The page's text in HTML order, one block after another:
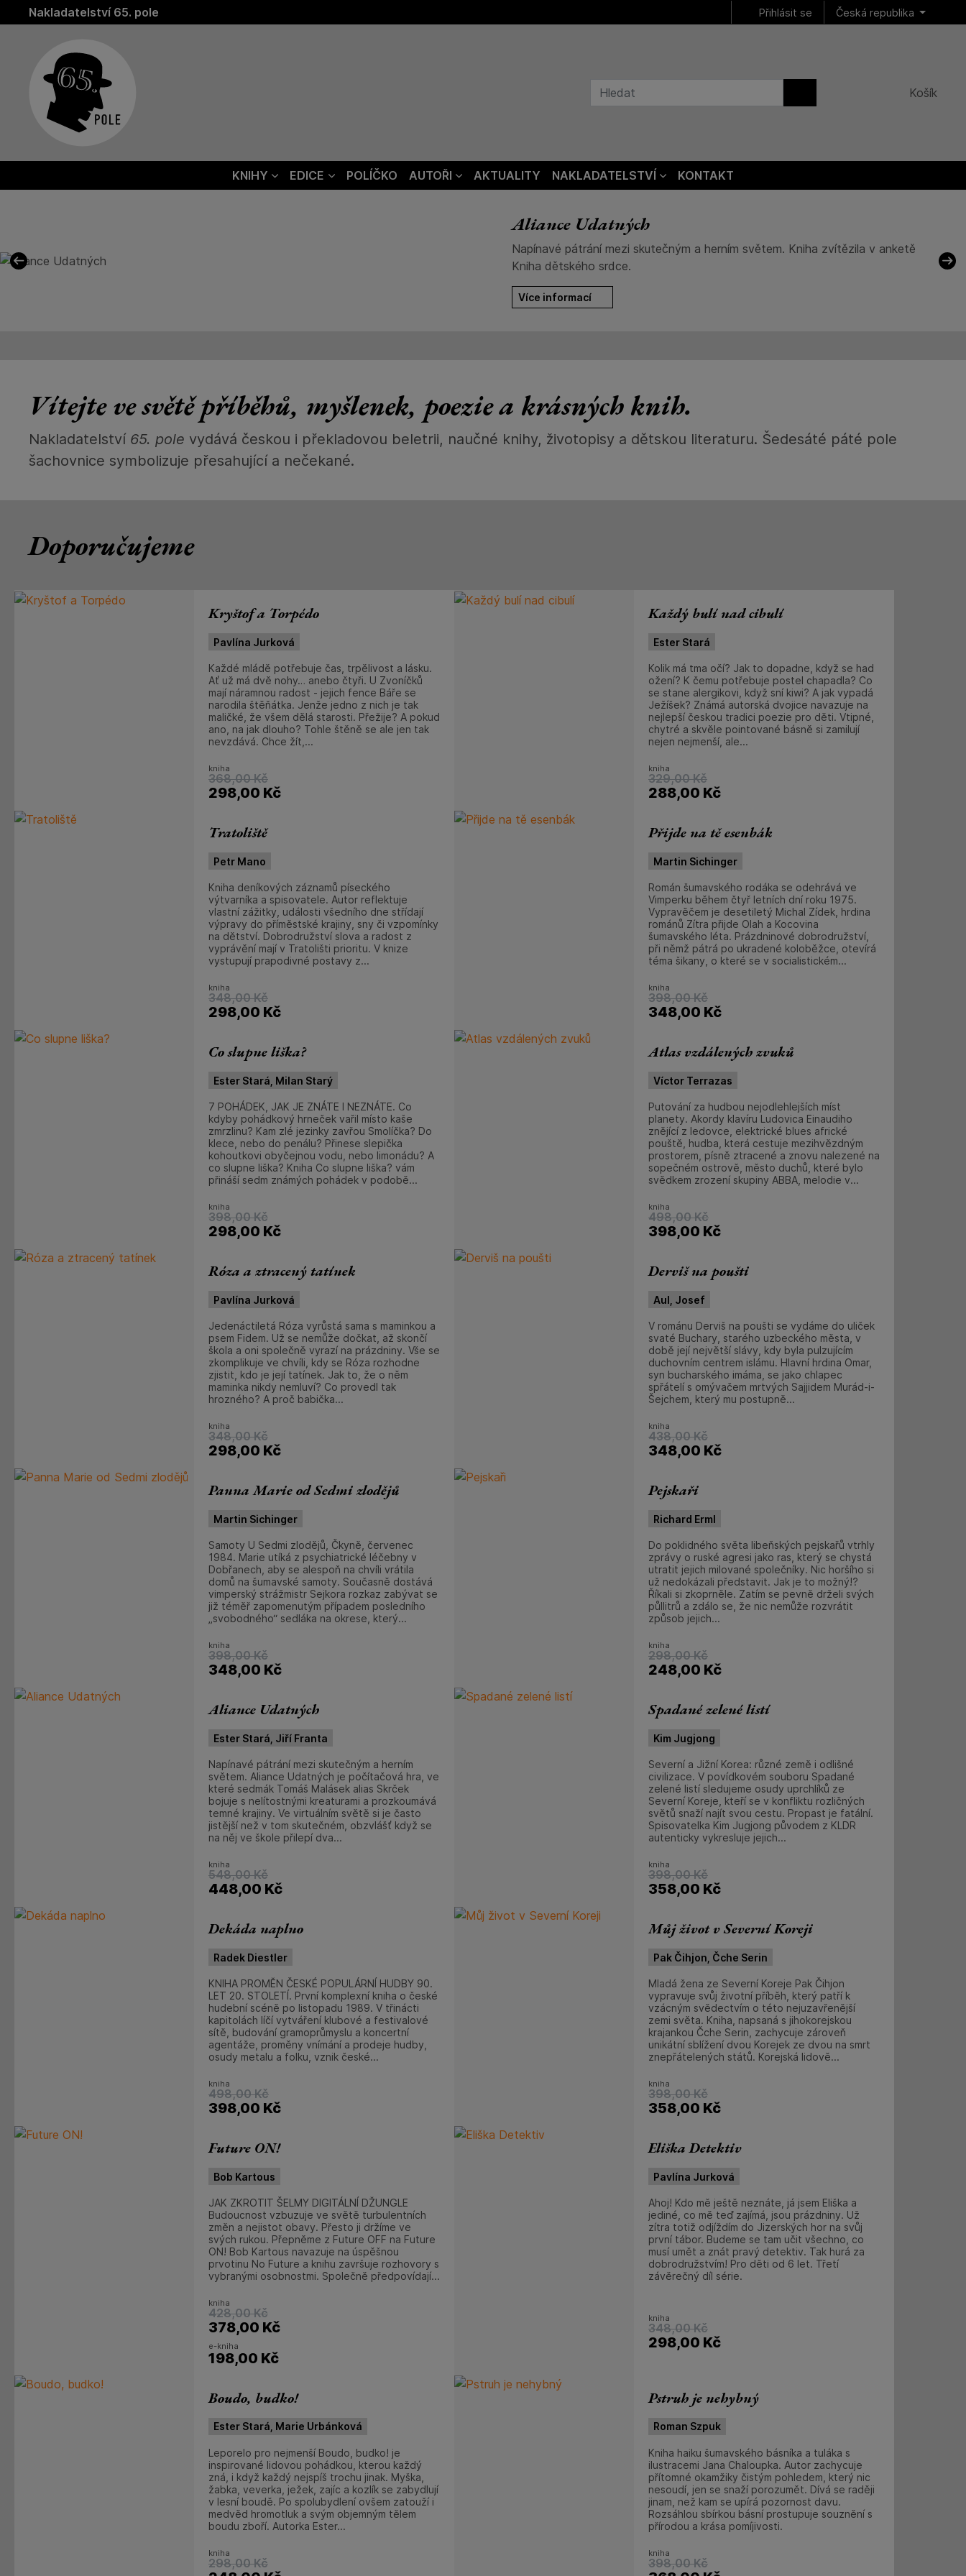
Nakladatelství 65. pole Přihlásit se Česká republika
Košík
KNIHY EDICE POLÍČKO AUTOŘI AKTUALITY NAKLADATELSTVÍ KONTAKT
Aliance Udatných
Napínavé pátrání mezi skutečným a herním světem. Kniha zvítězila v anketě
Kniha dětského srdce.
Více informací
Předchozí
Vítejte ve světě příběhů, myšlenek, poezie a krásných knih.
Nakladatelství 65. pole vydává českou i překladovou beletrii, naučné knihy, životopisy a dětskou literaturu. Šedesáté páté pole
šachovnice symbolizuje přesahující a nečekané.
Doporučujeme
Kryštof a Torpédo
Pavlína Jurková
Každé mládě potřebuje čas, trpělivost a lásku.
Ať už má dvě nohy… anebo čtyři. U Zvoníčků
mají náramnou radost - jejich fence Báře se
narodila štěňátka. Jenže jedno z nich je tak
maličké, že všem dělá starosti. Přežije? A pokud
ano, na jak dlouho? Tohle štěně se ale jen tak
nevzdává. Chce žít,...
kniha
368,00 Kč
298,00 Kč
Každý bulí nad cibulí
Ester Stará
Kolik má tma očí? Jak to dopadne, když se had
ožení? K čemu potřebuje postel chapadla? Co
se stane alergikovi, když sní kiwi? A jak vypadá
Ježíšek? Známá autorská dvojice navazuje na
nejlepší českou tradici poezie pro děti. Vtipné,
chytré a skvěle pointované básně si zamilují
nejen nejmenší, ale...
kniha
329,00 Kč
288,00 Kč
Tratoliště
Petr Mano
Kniha deníkových záznamů píseckého
výtvarníka a spisovatele. Autor reflektuje
vlastní zážitky, události všedního dne střídají
výpravy do příměstské krajiny, sny či vzpomínky
na dětství. Dobrodružství slova a radost z
vyprávění mají v Tratolišti prioritu. V knize
vystupují prapodivné postavy z...
kniha
348,00 Kč
298,00 Kč
Přijde na tě esenbák
Martin Sichinger
Román šumavského rodáka se odehrává ve
Vimperku během čtyř letních dní roku 1975.
Vypravěčem je desetiletý Michal Zídek, hrdina
románů Zítra přijde Olah a Kocovina
šumavského léta. Prázdninové dobrodružství,
při němž pátrá po ukradené koloběžce, otevírá
téma šikany, o které se v socialistickém...
kniha
398,00 Kč
348,00 Kč
Co slupne liška?
Ester Stará, Milan Starý
7 POHÁDEK, JAK JE ZNÁTE I NEZNÁTE. Co
kdyby pohádkový hrneček vařil místo kaše
zmrzlinu? Kam zlé jezinky zavřou Smolíčka? Do
klece, nebo do penálu? Přinese slepička
kohoutkovi obyčejnou vodu, nebo limonádu? A
co slupne liška? Kniha Co slupne liška? vám
přináší sedm známých pohádek v podobě...
kniha
398,00 Kč
298,00 Kč
Atlas vzdálených zvuků
Víctor Terrazas
Putování za hudbou nejodlehlejších míst
planety. Akordy klavíru Ludovica Einaudiho
znějící z ledovce, elektrické blues africké
pouště, hudba, která cestuje mezihvězdným
prostorem, písně ztracené a znovu nalezené na
sopečném ostrově, město duchů, které bylo
svědkem zrození skupiny ABBA, melodie v...
kniha
498,00 Kč
398,00 Kč
Róza a ztracený tatínek
Pavlína Jurková
Jedenáctiletá Róza vyrůstá sama s maminkou a
psem Fidem. Už se nemůže dočkat, až skončí
škola a oni společně vyrazí na prázdniny. Vše se
zkomplikuje ve chvíli, kdy se Róza rozhodne
zjistit, kdo je její tatínek. Jak to, že o něm
maminka nikdy nemluví? Co provedl tak
hrozného? A proč babička...
kniha
348,00 Kč
298,00 Kč
Derviš na poušti
Aul, Josef
V románu Derviš na poušti se vydáme do uliček
svaté Buchary, starého uzbeckého města, v
době její největší slávy, kdy byla pulzujícím
duchovním centrem islámu. Hlavní hrdina Omar,
syn bucharského imáma, se jako chlapec
spřátelí s omývačem mrtvých Sajjidem Murád-i-
Šejchem, který mu postupně...
kniha
438,00 Kč
348,00 Kč
Panna Marie od Sedmi zlodějů
Martin Sichinger
Samoty U Sedmi zlodějů, Čkyně, červenec
1984. Marie utíká z psychiatrické léčebny v
Dobřanech, aby se alespoň na chvíli vrátila
domů na šumavské samoty. Současně dostává
vimperský strážmistr Sejkora rozkaz zabývat se
již téměř zapomenutým případem posledního
„svobodného“ sedláka na okrese, který...
kniha
398,00 Kč
348,00 Kč
Pejskaři
Richard Erml
Do poklidného světa libeňských pejskařů vtrhly
zprávy o ruské agresi jako ras, který se chystá
utratit jejich milované společníky. Nic horšího si
už nedokázali představit. Jak je to možný!?
Říkali si zkoprněle. Zatím se pevně drželi svých
půllitrů a zdálo se, že nic nemůže rozvrátit
způsob jejich...
kniha
298,00 Kč
248,00 Kč
Aliance Udatných
Ester Stará, Jiří Franta
Napínavé pátrání mezi skutečným a herním
světem. Aliance Udatných je počítačová hra, ve
které sedmák Tomáš Malásek alias Skrček
bojuje s nelítostnými kreaturami a prozkoumává
temné krajiny. Ve virtuálním světě si je často
jistější než v tom skutečném, obzvlášť když se
na něj ve škole přilepí dva...
kniha
548,00 Kč
448,00 Kč
Spadané zelené listí
Kim Jugjong
Severní a Jižní Korea: různé země i odlišné
civilizace. V povídkovém souboru Spadané
zelené listí sledujeme osudy uprchlíků ze
Severní Koreje, kteří se v konfliktu rozličných
světů snaží najít svou cestu. Propast je fatální.
Spisovatelka Kim Jugjong původem z KLDR
autenticky vykresluje jejich...
kniha
398,00 Kč
358,00 Kč
Dekáda naplno
Radek Diestler
KNIHA PROMĚN ČESKÉ POPULÁRNÍ HUDBY 90.
LET 20. STOLETÍ. První komplexní kniha o české
hudební scéně po listopadu 1989. V třinácti
kapitolách líčí vytváření klubové a festivalové
sítě, budování gramoprůmyslu a koncertní
agentáže, proměny vnímání a prodeje hudby,
osudy metalu a folku, vznik české...
kniha
498,00 Kč
398,00 Kč
Můj život v Severní Koreji
Pak Čihjon, Čche Serin
Mladá žena ze Severní Koreje Pak Čihjon
vypravuje svůj životní příběh, který patří k
vzácným svědectvím o této nejuzavřenější
zemi světa. Kniha, napsaná s jihokorejskou
krajankou Čche Serin, zachycuje zároveň
unikátní sblížení dvou Korejek ze dvou na smrt
znepřátelených států. Korejská lidově...
kniha
398,00 Kč
358,00 Kč
Future ON!
Bob Kartous
JAK ZKROTIT ŠELMY DIGITÁLNÍ DŽUNGLE
Budoucnost vzbuzuje ve světě turbulentních
změn a nejistot obavy. Přesto ji držíme ve
svých rukou. Přepněme z Future OFF na Future
ON! Bob Kartous navazuje na úspěšnou
prvotinu No Future a knihu završuje rozhovory s
vybranými osobnostmi. Společně předpovídají...
kniha
428,00 Kč
378,00 Kč
e-kniha
198,00 Kč
Eliška Detektiv
Pavlína Jurková
Ahoj! Kdo mě ještě neznáte, já jsem Eliška a
jediné, co mě teď zajímá, jsou prázdniny. Už
zítra totiž odjíždím do Jizerských hor na svůj
první tábor. Budeme se tam učit všechno, co
musí umět a znát pravý detektiv. Tak hurá za
dobrodružstvím! Pro děti od 6 let. Třetí
závěrečný díl série.
kniha
348,00 Kč
298,00 Kč
Boudo, budko!
Ester Stará, Marie Urbánková
Leporelo pro nejmenší Boudo, budko! je
inspirované lidovou pohádkou, kterou každý
zná, i když každý nejspíš trochu jinak. Myška,
žabka, veverka, ježek, zajíc a kozlík se zabydlují
v lesní boudě. Po spolubydlení ovšem zatouží i
medvěd hromotluk a svým objemným tělem
boudu zboří. Autorka Ester...
kniha
298,00 Kč
Pstruh je nehybný
Roman Szpuk
Kniha haiku šumavského básníka a tuláka s
ilustracemi Jana Chaloupka. Autor zachycuje
přítomné okamžiky čistým pohledem, který nic
nesoudí, jen se snaží porozumět. Dívá se raději
jinam, než kam se upírá pozornost davu.
Rozsáhlou sbírkou básní prostupuje souznění s
přírodou a krása pomíjivosti.
kniha
398,00 Kč